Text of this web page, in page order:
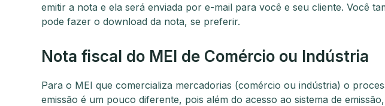
emitir a nota e ela será enviada por e-mail para você e seu cliente. Você
pode fazer o download da nota, se preferir.
Nota fiscal do MEI de Comércio ou Indústria
Para o MEI que comercializa mercadorias (comércio ou indústria) o
emissão é um pouco diferente, pois além do acesso ao sistema de emissão,